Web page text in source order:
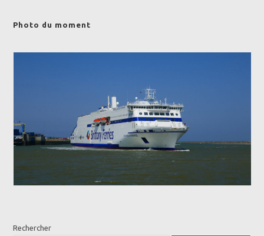
Photo du moment
Rechercher